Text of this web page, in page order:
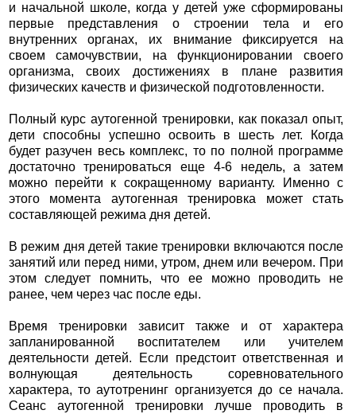
и начальной школе, когда у детей уже сформированы
первые представления о строении тела и его
внутренних органах, их внимание фиксируется на
своем самочувствии, на функционировании своего
организма, своих достижениях в плане развития
физических качеств и физической подготовленности.
Полный курс аутогенной тренировки, как показал опыт,
дети способны успешно освоить в шесть лет. Когда
будет разучен весь комплекс, то по полной программе
достаточно тренироваться еще 4-6 недель, а затем
можно перейти к сокращенному варианту. Именно с
этого момента аутогенная тренировка может стать
составляющей режима дня детей.
В режим дня детей такие тренировки включаются после
занятий или перед ними, утром, днем или вечером. При
этом следует помнить, что ее можно проводить не
ранее, чем через час после еды.
Время тренировки зависит также и от характера
запланированной воспитателем или учителем
деятельности детей. Если предстоит ответственная и
волнующая деятельность соревновательного
характера, то аутотренинг организуется до се начала.
Сеанс аутогенной тренировки лучше проводить в